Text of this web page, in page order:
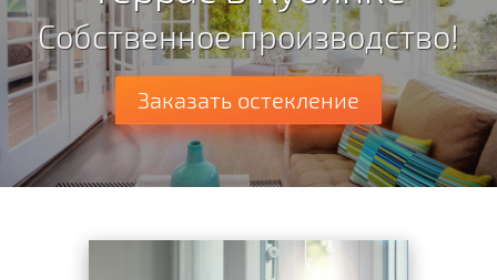
Собственное производство!
Заказать остекление